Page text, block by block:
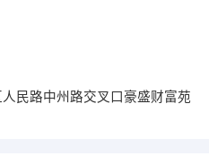
民路中州路交叉口豪盛财富苑